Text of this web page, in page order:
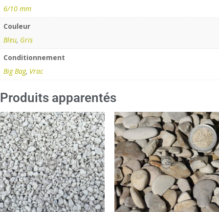
6/10 mm
Couleur
Bleu, Gris
Conditionnement
Big Bag, Vrac
Produits apparentés